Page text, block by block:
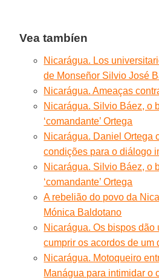
Vea tambíen
Nicarágua. Los
de Monseñor Silvio José
Nicarágua. Ameaças
Nicarágua. Silvio Báez, o
‘comandante’ Ortega
Nicarágua. Daniel Ortega
condições para o diálogo
Nicarágua. Silvio Báez, o
‘comandante’ Ortega
A rebelião do povo da
Mónica Baldotano
Nicarágua. Os bispos dão
cumprir os acordos de um
Nicarágua. Motoqueiro
Manágua para intimidar o